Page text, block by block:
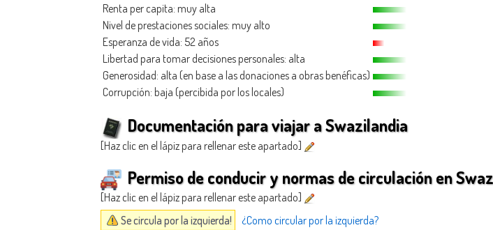
Renta per capita: muy alta
Nivel de prestaciones sociales: muy alto
Esperanza de vida: 52 años
Libertad para tomar decisiones personales: alta
Generosidad: alta (en base a las donaciones a obras benéficas)
Corrupción: baja (percibida por los locales)
Documentación para viajar a Swazilandia
[Haz clic en el lápiz para rellenar este apartado]
Permiso de conducir y normas de circulación en
[Haz clic en el lápiz para rellenar este apartado]
Se circula por la izquierda!
¿Como circular por la izquierda?